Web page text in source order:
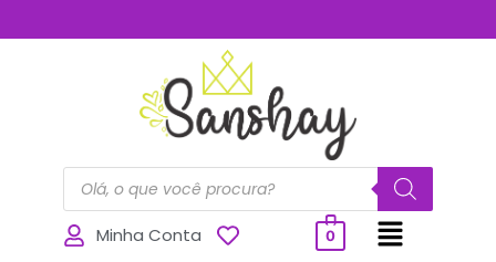
Minha Conta 0